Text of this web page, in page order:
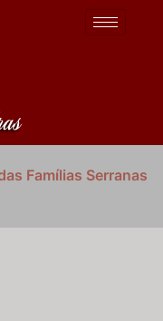
Famílias Serranas